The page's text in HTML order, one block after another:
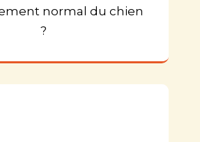
normal du chien
?